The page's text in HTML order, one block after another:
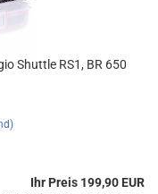
Shuttle RS1, BR 650
Ihr Preis 199,90 EUR